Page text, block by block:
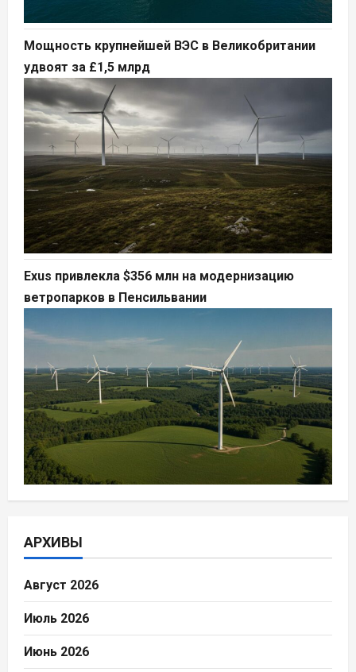
Мощность крупнейшей ВЭС в Великобритании
удвоят за £1,5 млрд
Exus привлекла $356 млн на модернизацию
ветропарков в Пенсильвании
АРХИВЫ
Август 2026
Июль 2026
Июнь 2026